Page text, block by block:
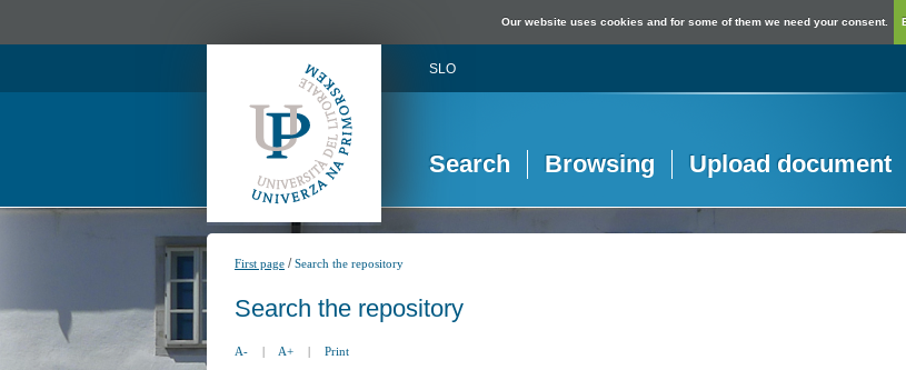
Our website uses cookies and for some of them we need your consent.
SLO
Search Browsing Upload document
First page /Search the repository
Search the repository
A- | A+ | Print